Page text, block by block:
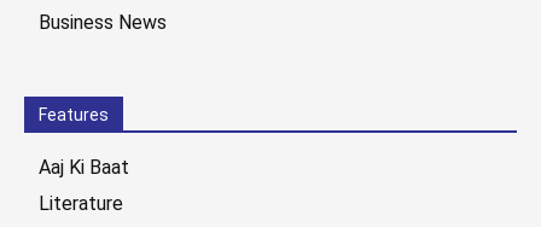
Business News
Features
Aaj Ki Baat
Literature